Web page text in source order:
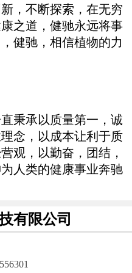
，不断探索，在无穷
之道，健驰永远将事
健驰，相信植物的力
秉承以质量第一，诚
念，以成本让利于质
观，以勤奋，团结，
人类的健康事业奔驰
有限公司